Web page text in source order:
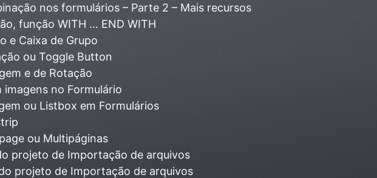
nos formulários – Parte 2 – Mais recursos
função WITH … END WITH
e Caixa de Grupo
ou Toggle Button
e de Rotação
imagens no Formulário
ou Listbox em Formulários
ou Multipáginas
projeto de Importação de arquivos
projeto de Importação de arquivos